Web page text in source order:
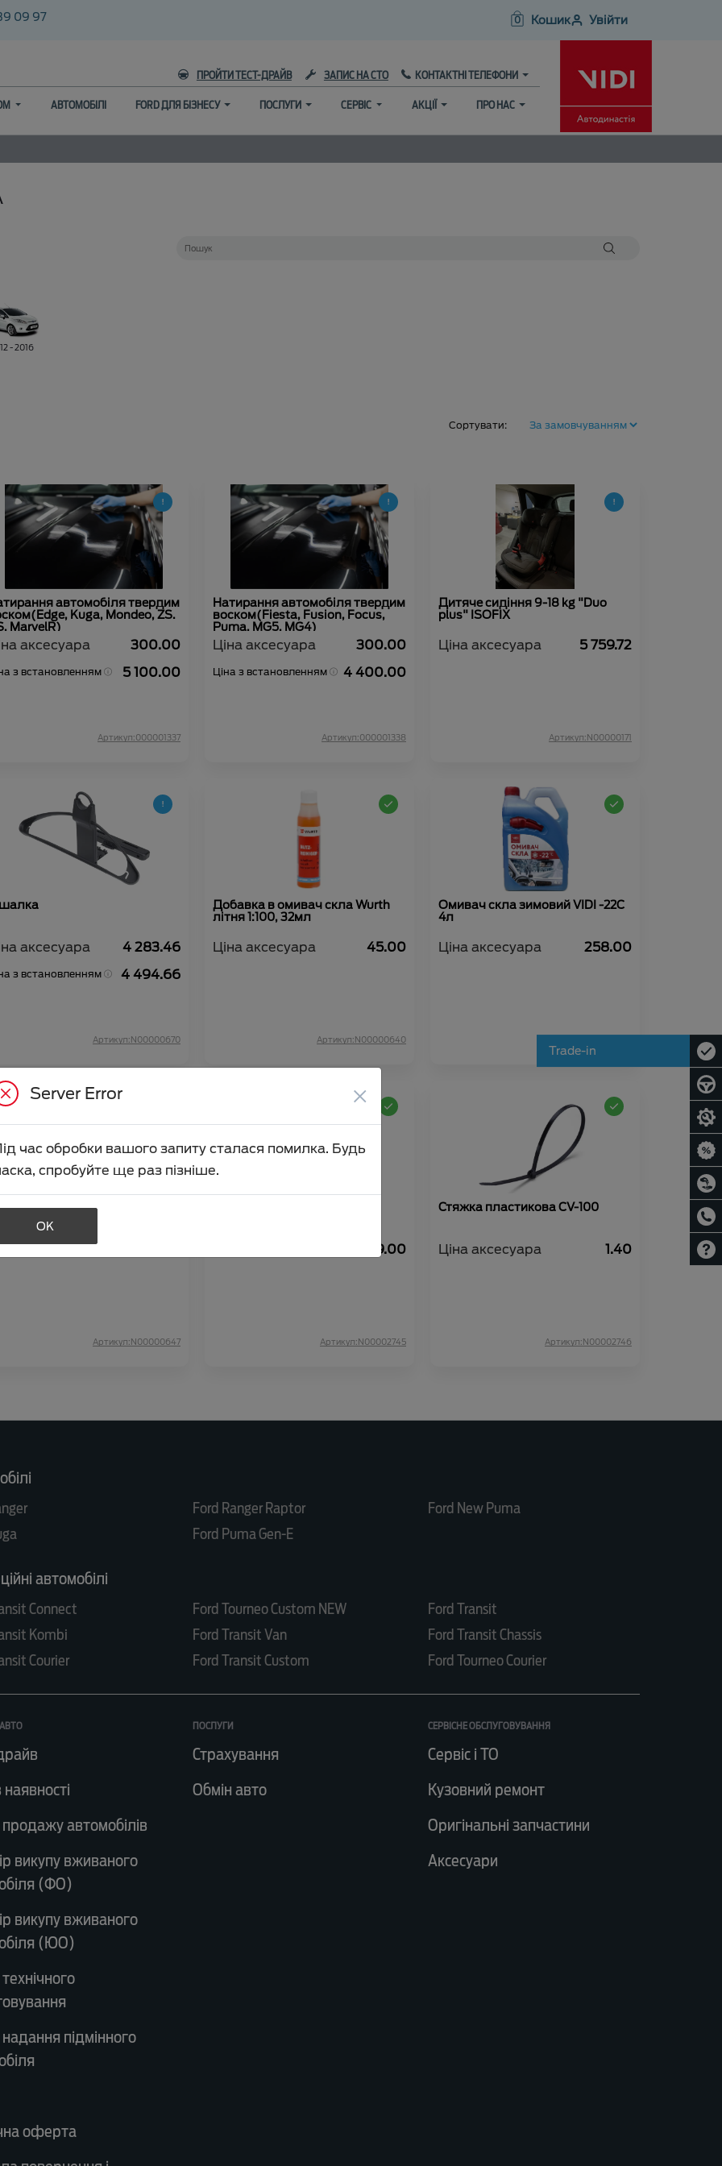
09 97 Увійти
0 Кошик
ПРОЙТИ ТЕСТ-ДРАЙВ ЗАПИС НА СТО КОНТАКТНІ ТЕЛЕФОНИ
АВТОМОБІЛІ FORD ДЛЯ БІЗНЕСУ ПОСЛУГИ СЕРВІС АКЦІЇ ПРО НАС
- 2016
Сортувати:
автомобіля твердим
Kuga, Mondeo, ZS.
MarvelR)
аксесуара 300.00
з встановленням 5 100.00
Артикул:000001337
Натирання автомобіля твердим
воском(Fiesta, Fusion, Focus,
Puma, MG5, MG4)
Ціна аксесуара 300.00
Ціна з встановленням 4 400.00
Артикул:000001338
Дитяче сидіння 9-18 kg "Duo
plus" ISOFIX
Ціна аксесуара 5 759.72
Артикул:N00000171
аксесуара 4 283.46
з встановленням 4 494.66
Артикул:N00000670
Добавка в омивач скла Wurth
літня 1:100, 32мл
Ціна аксесуара 45.00
Артикул:N00000640
Омивач скла зимовий VIDI -22С
4л
Ціна аксесуара 258.00
скла літній SHELL 4л
аксесуара
Артикул:N00000647
149.00
Артикул:N00002745
Стяжка пластикова CV-100
Ціна аксесуара 1.40
Артикул:N00002746
Ford Ranger Raptor
Ford New Puma
Ford Puma Gen-E
автомобілі
Connect Ford Tourneo Custom NEW
Ford Transit
Kombi
Ford Transit Van
Ford Transit Chassis
Courier
Ford Transit Custom Ford Tourneo Courier
автомобілів
викупу вживаного
(ФО)
викупу вживаного
(ЮО)
підмінного
оферта
ПОСЛУГИ
Страхування
Обмін авто
СЕРВІСНЕ ОБСЛУГОВУВАННЯ
Сервіс і ТО
Кузовний ремонт
Оригінальні запчастини
Аксесуари
Trade-in
Server Error ×
час обробки вашого запиту сталася помилка. Будь
спробуйте ще раз пізніше.
OK